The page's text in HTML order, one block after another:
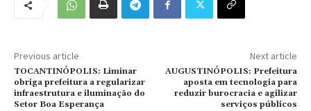
Previous article
TOCANTINÓPOLIS: Liminar
obriga prefeitura a regularizar
infraestrutura e iluminação do
Setor Boa Esperança
Next article
AUGUSTINÓPOLIS: Prefeitura
aposta em tecnologia para
reduzir burocracia e agilizar
serviços públicos